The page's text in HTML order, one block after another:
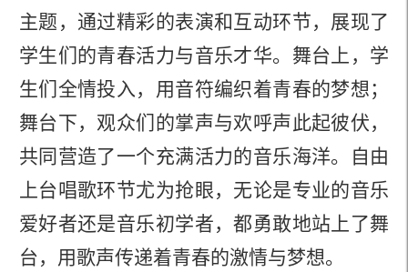
主题，通过精彩的表演和互动环节，展现了
学生们的青春活力与音乐才华。舞台上，学
生们全情投入，用音符编织着青春的梦想；
舞台下，观众们的掌声与欢呼声此起彼伏，
共同营造了一个充满活力的音乐海洋。自由
上台唱歌环节尤为抢眼，无论是专业的音乐
爱好者还是音乐初学者，都勇敢地站上了舞
台，用歌声传递着青春的激情与梦想。